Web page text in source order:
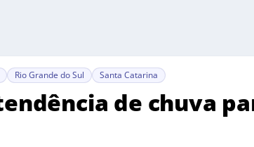
Rio Grande do Sul Santa Catarina
de chuva